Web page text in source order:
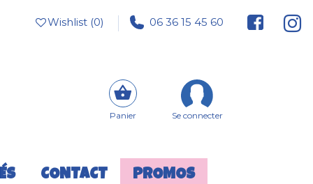
Wishlist (0) 06 36 15 45 60
Panier Se connecter
CONTACT PROMOS